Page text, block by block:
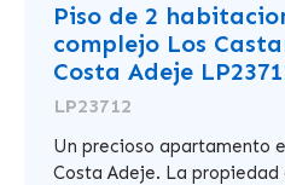
Piso de 2
complejo Los
Costa Adeje
LP23712
Un precioso apartamento
Costa Adeje. La propiedad